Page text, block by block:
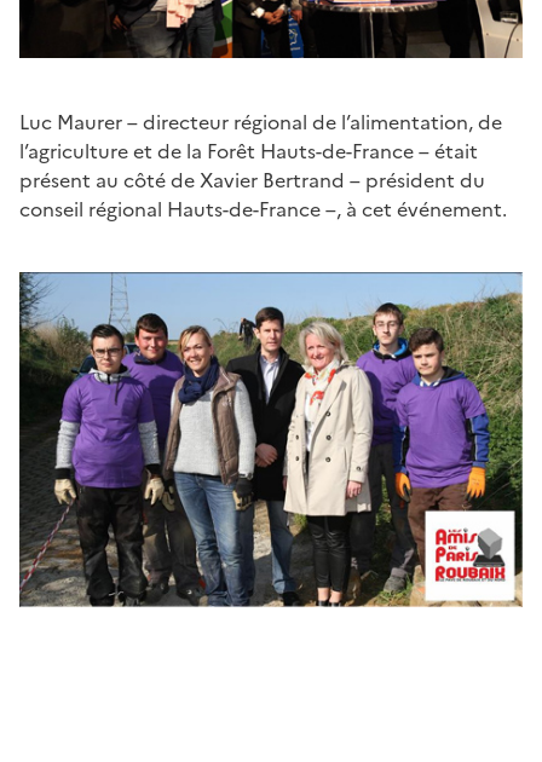
Luc Maurer – directeur régional de l’alimentation, de
l’agriculture et de la Forêt Hauts-de-France – était
présent au côté de Xavier Bertrand – président du
conseil régional Hauts-de-France –, à cet événement.